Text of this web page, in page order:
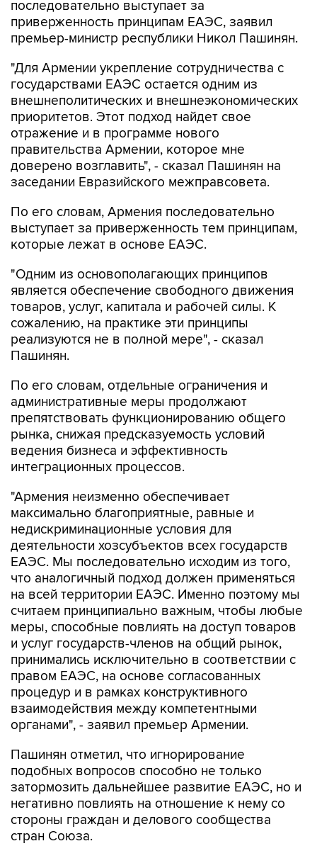
последовательно выступает за
приверженность принципам ЕАЭС, заявил
премьер-министр республики Никол Пашинян.
"Для Армении укрепление сотрудничества с
государствами ЕАЭС остается одним из
внешнеполитических и внешнеэкономических
приоритетов. Этот подход найдет свое
отражение и в программе нового
правительства Армении, которое мне
доверено возглавить", - сказал Пашинян на
заседании Евразийского межправсовета.
По его словам, Армения последовательно
выступает за приверженность тем принципам,
которые лежат в основе ЕАЭС.
"Одним из основополагающих принципов
является обеспечение свободного движения
товаров, услуг, капитала и рабочей силы. К
сожалению, на практике эти принципы
реализуются не в полной мере", - сказал
Пашинян.
По его словам, отдельные ограничения и
административные меры продолжают
препятствовать функционированию общего
рынка, снижая предсказуемость условий
ведения бизнеса и эффективность
интеграционных процессов.
"Армения неизменно обеспечивает
максимально благоприятные, равные и
недискриминационные условия для
деятельности хозсубъектов всех государств
ЕАЭС. Мы последовательно исходим из того,
что аналогичный подход должен применяться
на всей территории ЕАЭС. Именно поэтому мы
считаем принципиально важным, чтобы любые
меры, способные повлиять на доступ товаров
и услуг государств-членов на общий рынок,
принимались исключительно в соответствии с
правом ЕАЭС, на основе согласованных
процедур и в рамках конструктивного
взаимодействия между компетентными
органами", - заявил премьер Армении.
Пашинян отметил, что игнорирование
подобных вопросов способно не только
затормозить дальнейшее развитие ЕАЭС, но и
негативно повлиять на отношение к нему со
стороны граждан и делового сообщества
стран Союза.